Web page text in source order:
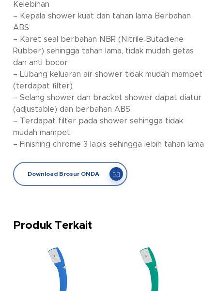
Kelebihan
– Kepala shower kuat dan tahan lama Berbahan
ABS
– Karet seal berbahan NBR (Nitrile‐Butadiene
Rubber) sehingga tahan lama, tidak mudah getas
dan anti bocor
– Lubang keluaran air shower tidak mudah mampet
(terdapat ﬁlter)
– Selang shower dan bracket shower dapat diatur
(adjustable) dan berbahan ABS.
– Terdapat filter pada shower sehingga tidak
mudah mampet.
– Finishing chrome 3 lapis sehingga lebih tahan lama
Download Brosur ONDA
Produk Terkait